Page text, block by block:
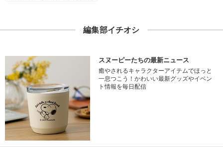
編集部イチオシ
スヌーピーたちの最新ニュース
癒やされるキャラクターアイテムでほっと
一息つこう！かわいい最新グッズやイベン
ト情報を毎日配信